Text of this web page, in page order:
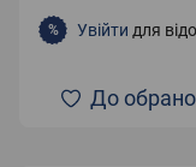
% Увійти для
До